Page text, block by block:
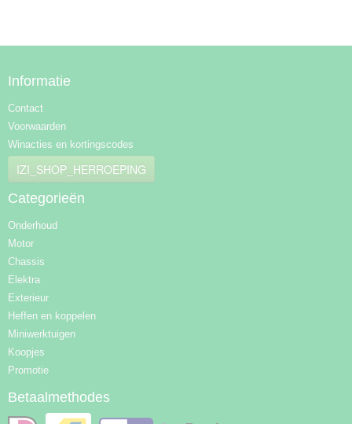
Informatie
Contact
Voorwaarden
Winacties en kortingscodes
IZI_SHOP_HERROEPING
Categorieën
Onderhoud
Motor
Chassis
Elektra
Exterieur
Heffen en koppelen
Miniwerktuigen
Koopjes
Promotie
Betaalmethodes